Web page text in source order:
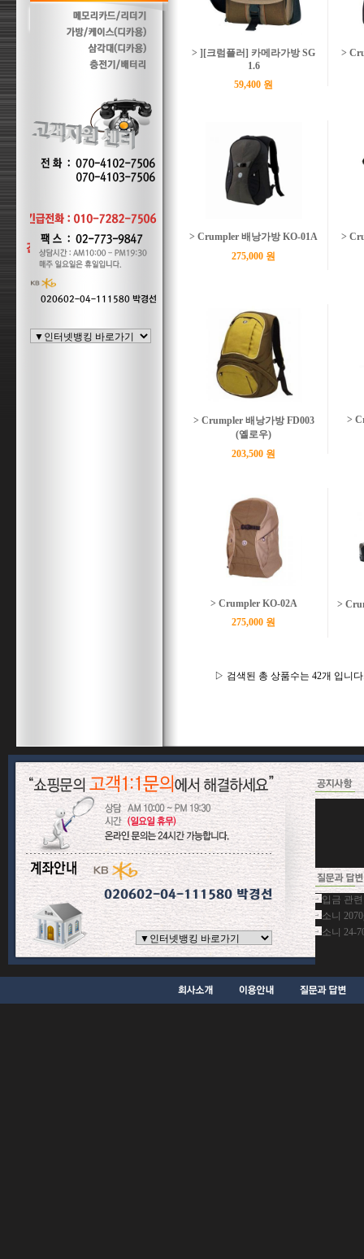
> ][크럼플러] 카메라가방 SG
1.6
59,400 원
>
> Crumpler 배낭가방 KO-01A
275,000 원
>
> Crumpler 배낭가방 FD003
(옐로우)
203,500 원
>
> Crumpler KO-02A
275,000 원
>
▷ 검색된 총 상품수는 42개 입니
입금 관련
소니
소니 24-